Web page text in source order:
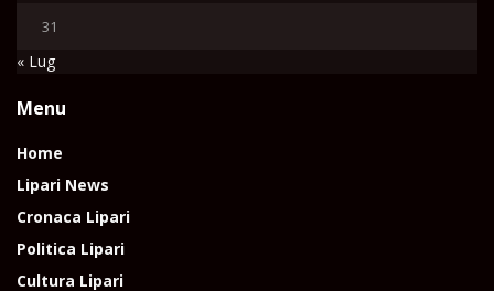
31
« Lug
Menu
Home
Lipari News
Cronaca Lipari
Politica Lipari
Cultura Lipari